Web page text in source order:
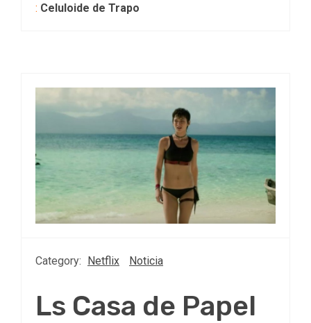
: Celuloide de Trapo
Category: Netflix Noticia
Ls Casa de Papel